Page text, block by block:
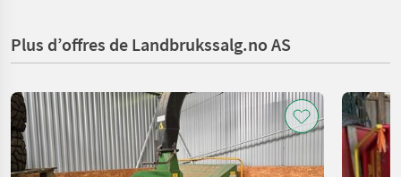
Plus d’offres de Landbrukssalg.no AS